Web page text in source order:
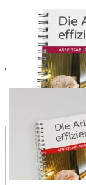
Artikelnr. 080377
Die
Elite
1
Zum Warenkorb
Zur Wunschliste
Sofort lieferbar
Das Elite-